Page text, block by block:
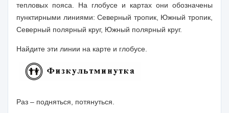
тепловых пояса. На глобусе и картах они обозначены
пунктирными линиями: Северный тропик, Южный тропик,
Северный полярный круг, Южный полярный круг.
Найдите эти линии на карте и глобусе.
Раз – подняться, потянуться.